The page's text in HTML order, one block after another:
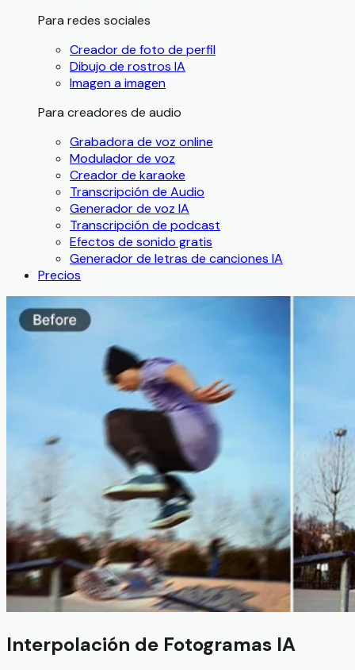
Para redes sociales
Creador de foto de perfil
Dibujo de rostros IA
Imagen a imagen
Para creadores de audio
Grabadora de voz online
Modulador de voz
Creador de karaoke
Transcripción de Audio
Generador de voz IA
Transcripción de podcast
Efectos de sonido gratis
Generador de letras de canciones IA
Precios
Interpolación de Fotogramas IA